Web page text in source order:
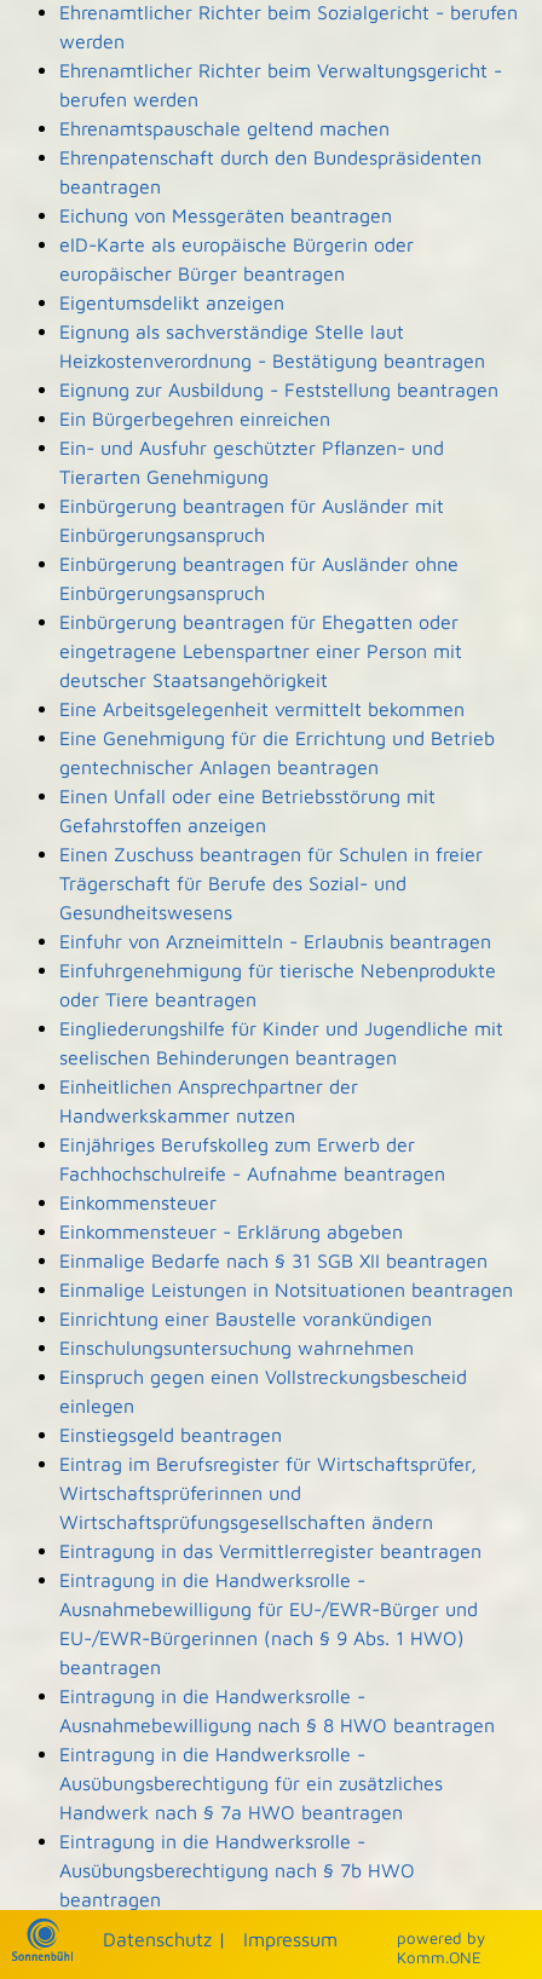
Ehrenamtlicher Richter beim Sozialgericht - berufen
werden
Ehrenamtlicher Richter beim Verwaltungsgericht -
berufen werden
Ehrenamtspauschale geltend machen
Ehrenpatenschaft durch den Bundespräsidenten
beantragen
Eichung von Messgeräten beantragen
eID-Karte als europäische Bürgerin oder
europäischer Bürger beantragen
Eigentumsdelikt anzeigen
Eignung als sachverständige Stelle laut
Heizkostenverordnung - Bestätigung beantragen
Eignung zur Ausbildung - Feststellung beantragen
Ein Bürgerbegehren einreichen
Ein- und Ausfuhr geschützter Pflanzen- und
Tierarten Genehmigung
Einbürgerung beantragen für Ausländer mit
Einbürgerungsanspruch
Einbürgerung beantragen für Ausländer ohne
Einbürgerungsanspruch
Einbürgerung beantragen für Ehegatten oder
eingetragene Lebenspartner einer Person mit
deutscher Staatsangehörigkeit
Eine Arbeitsgelegenheit vermittelt bekommen
Eine Genehmigung für die Errichtung und Betrieb
gentechnischer Anlagen beantragen
Einen Unfall oder eine Betriebsstörung mit
Gefahrstoffen anzeigen
Einen Zuschuss beantragen für Schulen in freier
Trägerschaft für Berufe des Sozial- und
Gesundheitswesens
Einfuhr von Arzneimitteln - Erlaubnis beantragen
Einfuhrgenehmigung für tierische Nebenprodukte
oder Tiere beantragen
Eingliederungshilfe für Kinder und Jugendliche mit
seelischen Behinderungen beantragen
Einheitlichen Ansprechpartner der
Handwerkskammer nutzen
Einjähriges Berufskolleg zum Erwerb der
Fachhochschulreife - Aufnahme beantragen
Einkommensteuer
Einkommensteuer - Erklärung abgeben
Einmalige Bedarfe nach § 31 SGB XII beantragen
Einmalige Leistungen in Notsituationen beantragen
Einrichtung einer Baustelle vorankündigen
Einschulungsuntersuchung wahrnehmen
Einspruch gegen einen Vollstreckungsbescheid
einlegen
Einstiegsgeld beantragen
Eintrag im Berufsregister für Wirtschaftsprüfer,
Wirtschaftsprüferinnen und
Wirtschaftsprüfungsgesellschaften ändern
Eintragung in das Vermittlerregister beantragen
Eintragung in die Handwerksrolle -
Ausnahmebewilligung für EU-/EWR-Bürger und
EU-/EWR-Bürgerinnen (nach § 9 Abs. 1 HWO)
beantragen
Eintragung in die Handwerksrolle -
Ausnahmebewilligung nach § 8 HWO beantragen
Eintragung in die Handwerksrolle -
Ausübungsberechtigung für ein zusätzliches
Handwerk nach § 7a HWO beantragen
Eintragung in die Handwerksrolle -
Ausübungsberechtigung nach § 7b HWO
beantragen
Eintragung und Einsicht in die Denkmalliste
beantragen
powered by
Komm.ONE
Datenschutz | Impressum